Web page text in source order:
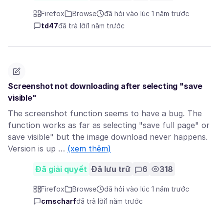
Firefox Browse
đã hỏi vào lúc 1 năm trước
td47đã trả lời1 năm trước
Screenshot not downloading after selecting "save
visible"
The screenshot function seems to have a bug. The
function works as far as selecting "save full page" or
save visible" but the image download never happens.
Version is up … (xem thêm)
Đã giải quyết Đã lưu trữ 6 318
Firefox Browse
đã hỏi vào lúc 1 năm trước
cmscharfđã trả lời1 năm trước